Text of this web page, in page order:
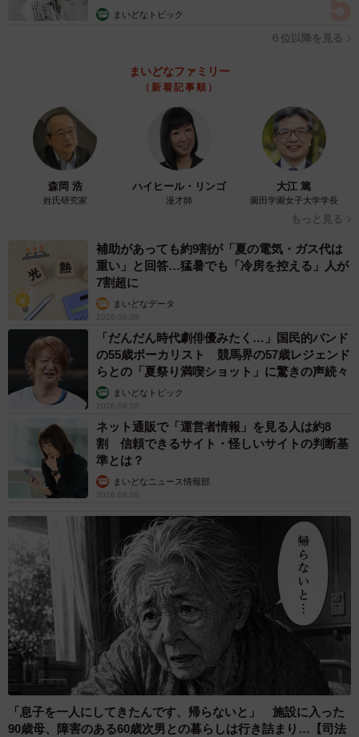
自信はあってもいいが見下すのは許せない（まるいがんもさん提供）
「俺だいぶいい仕事するんすけどねー」と不満げな様子を
見せます。さらに同僚を見下すような発言まで飛び出した
ことで、柔木は「人を上下で判断してる。しかも自分の知
ってるだけの範囲の狭いせっまい物差しの中でや」と、人
を尊重することの大切さを説きました。
5/26
本人に自覚がなくても周りからはすぐに分かる（まるいがんもさん提
供）
その帰り道、権高は住宅街で一匹の大きなカエルと遭遇し
ます。たくましく生きる姿を見て何かを感じ取った権高
は、翌日、以前失礼な態度を取ってしまった女性社員へ素
直に謝罪します。そんな権高の変化に、柔木と真締は安心
したような表情を浮かべるのでした。
まいどなトピック
６位以降を見る
まいどなファミリー
（新着記事順）
森岡 浩
姓氏研究家
ハイヒール・リンゴ
漫才師
大江 篤
園田学園女子大学学長
もっと見る
補助があっても約9割が「夏の電気・ガス代は
重い」と回答…猛暑でも「冷房を控える」人が
7割超に
まいどなデータ
2026.08.08
「だんだん時代劇俳優みたく…」国民的バンド
の55歳ボーカリスト 競馬界の57歳レジェンド
らとの「夏祭り満喫ショット」に驚きの声続々
まいどなトピック
2026.08.08
ネット通販で「運営者情報」を見る人は約8
割 信頼できるサイト・怪しいサイトの判断基
準とは？
まいどなニュース情報部
2026.08.08
「息子を一人にしてきたんです、帰らないと」 施設に入った
90歳母、障害のある60歳次男との暮らしは行き詰まり…【司法